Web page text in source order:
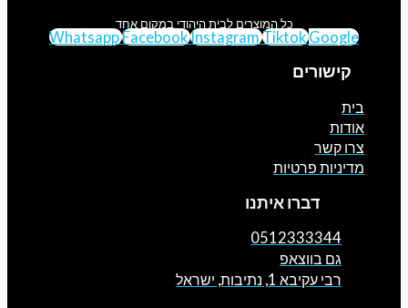
כל המוצרים לבית היהודי במקום אחד
WhatsappFacebookInstagramTiktok
קישורים
פרטיות
דברו איתנו
0512333344
גם בווצאפ
רבי עקיבא 1, נתיבות, ישראל